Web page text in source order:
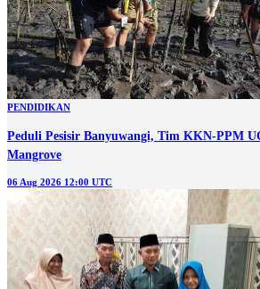
PENDIDIKAN
Peduli Pesisir Banyuwangi, Tim KKN-PPM
Mangrove
06 Aug 2026 12:00 UTC